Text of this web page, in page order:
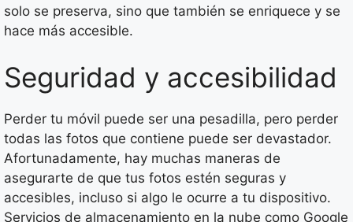
solo se preserva, sino que también se enriquece y se
hace más accesible.
Seguridad y accesibilidad
Perder tu móvil puede ser una pesadilla, pero perder
todas las fotos que contiene puede ser devastador.
Afortunadamente, hay muchas maneras de
asegurarte de que tus fotos estén seguras y
accesibles, incluso si algo le ocurre a tu dispositivo.
Servicios de almacenamiento en la nube como Google